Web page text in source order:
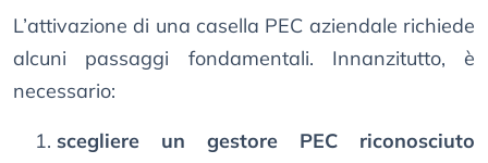
L’attivazione di una casella PEC aziendale richiede
alcuni passaggi fondamentali. Innanzitutto, è
necessario:
scegliere un gestore PEC riconosciuto